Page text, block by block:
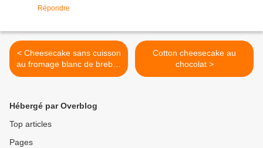
Répondre
< Cheesecake sans cuisson
au fromage blanc de brebis,
olives noires et tomates
Cotton cheesecake au
chocolat >
Hébergé par Overblog
Top articles
Pages